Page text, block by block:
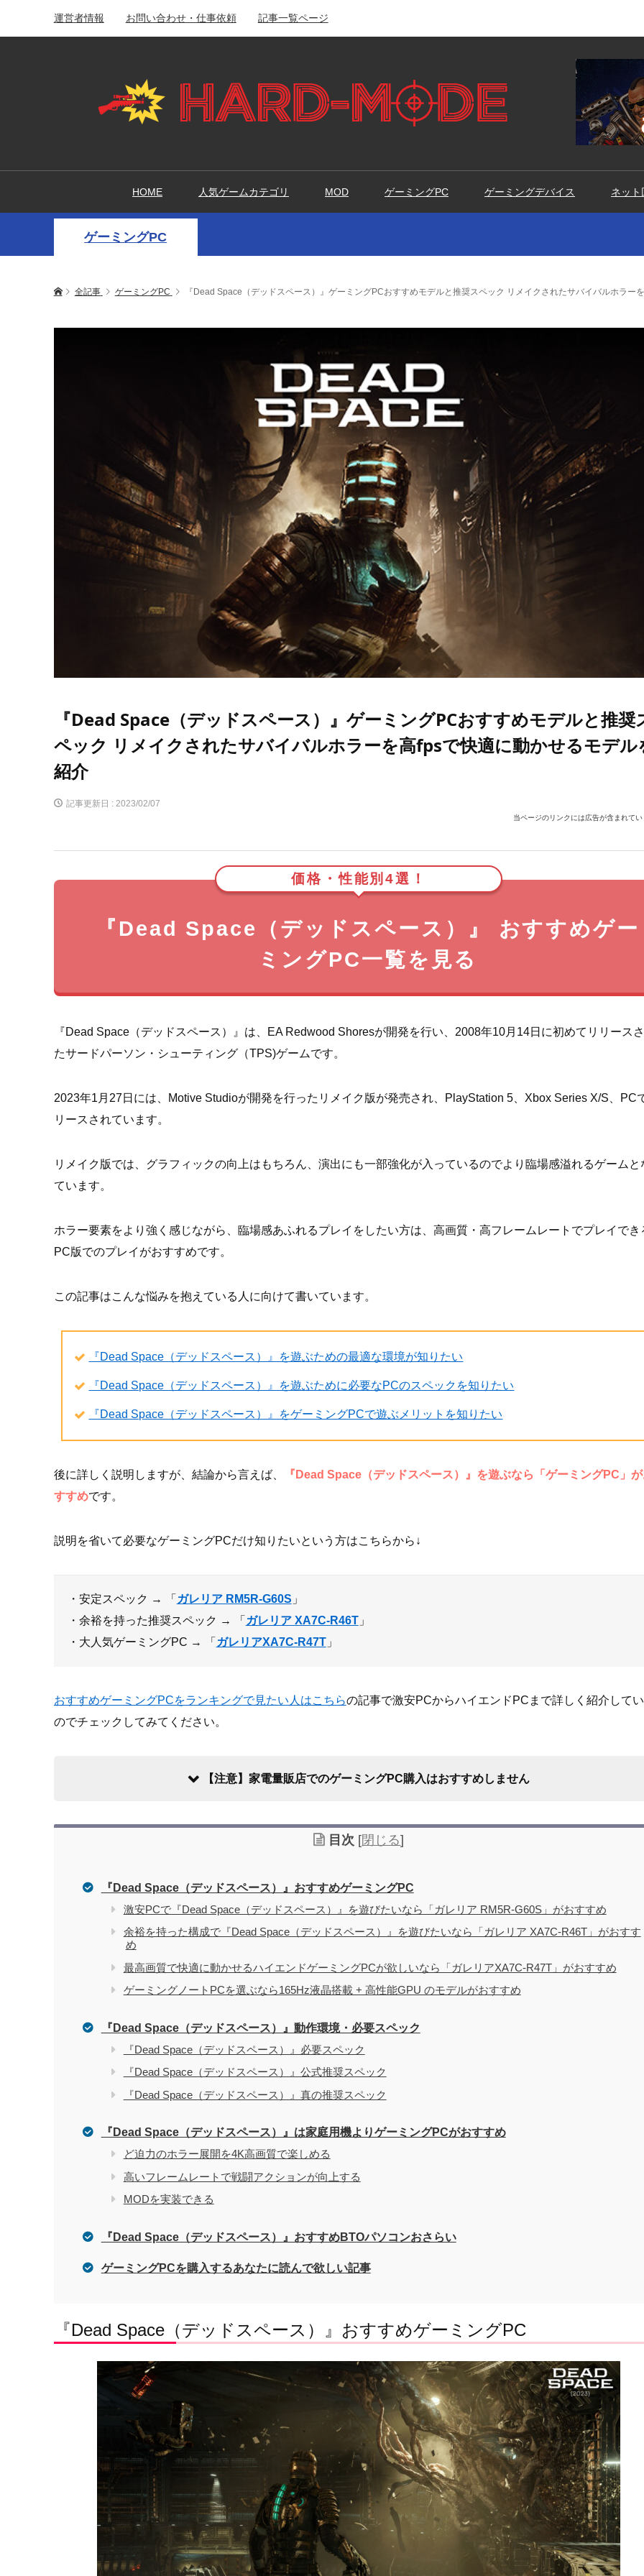
運営者情報 お問い合わせ・仕事依頼 記事一覧ページ
HOME 人気ゲームカテゴリ MOD ゲーミングPC ゲーミングデバイス ネット
ゲーミングPC
全記事 ゲーミングPC 『Dead Space（デッドスペース）』ゲーミングPCおすすめモデルと推奨スペック リメイクされたサバイバルホラー
『Dead Space（デッドスペース）』ゲーミングPCおすすめモデルと推奨
ペック リメイクされたサバイバルホラーを高fpsで快適に動かせるモデル
紹介
記事更新日 : 2023/02/07
当ページのリンクには広告が含まれて
価格・性能別4選！
『Dead Space（デッドスペース）』 おすすめゲー
ミングPC一覧を見る
『Dead Space（デッドスペース）』は、EA Redwood Shoresが開発を行い、2008年10月14日に初めてリリース
たサードパーソン・シューティング（TPS)ゲームです。
2023年1月27日には、Motive Studioが開発を行ったリメイク版が発売され、PlayStation 5、Xbox Series X/S、PC
リースされています。
リメイク版では、グラフィックの向上はもちろん、演出にも一部強化が入っているのでより臨場感溢れるゲームと
ています。
ホラー要素をより強く感じながら、臨場感あふれるプレイをしたい方は、高画質・高フレームレートでプレイでき
PC版でのプレイがおすすめです。
この記事はこんな悩みを抱えている人に向けて書いています。
『Dead Space（デッドスペース）』を遊ぶための最適な環境が知りたい
『Dead Space（デッドスペース）』を遊ぶために必要なPCのスペックを知りたい
『Dead Space（デッドスペース）』をゲーミングPCで遊ぶメリットを知りたい
後に詳しく説明しますが、結論から言えば、
『Dead Space（デッドスペース）』を遊ぶなら「ゲーミングPC」
すすめです。
説明を省いて必要なゲーミングPCだけ知りたいという方はこちらから↓
・安定スペック → 「 ガレリア RM5R-G60S 」
・余裕を持った推奨スペック → 「 ガレリア XA7C-R46T」
・大人気ゲーミングPC → 「 ガレリアXA7C-R47T」
おすすめゲーミングPCをランキングで見たい人はこちらの記事で激安PCからハイエンドPCまで詳しく紹介して
のでチェックしてみてください。
【注意】家電量販店でのゲーミングPC購入はおすすめしません
家電量販店で買う際のデメリット
電気屋や家電量販店でのパソコン購入をおすすめしない理由
目次 [閉じる]
『Dead Space（デッドスペース）』おすすめゲーミングPC
激安PCで『Dead Space（デッドスペース）』を遊びたいなら「ガレリア RM5R-G60S」がおすすめ
余裕を持った構成で『Dead Space（デッドスペース）』を遊びたいなら「ガレリア XA7C-R46T」がおすす
め
最高画質で快適に動かせるハイエンドゲーミングPCが欲しいなら「ガレリアXA7C-R47T」がおすすめ
ゲーミングノートPCを選ぶなら165Hz液晶搭載 + 高性能GPU のモデルがおすすめ
『Dead Space（デッドスペース）』動作環境・必要スペック
『Dead Space（デッドスペース）』必要スペック
『Dead Space（デッドスペース）』公式推奨スペック
『Dead Space（デッドスペース）』真の推奨スペック
『Dead Space（デッドスペース）』は家庭用機よりゲーミングPCがおすすめ
ど迫力のホラー展開を4K高画質で楽しめる
高いフレームレートで戦闘アクションが向上する
MODを実装できる
『Dead Space（デッドスペース）』おすすめBTOパソコンおさらい
ゲーミングPCを購入するあなたに読んで欲しい記事
『Dead Space（デッドスペース）』おすすめゲーミングPC